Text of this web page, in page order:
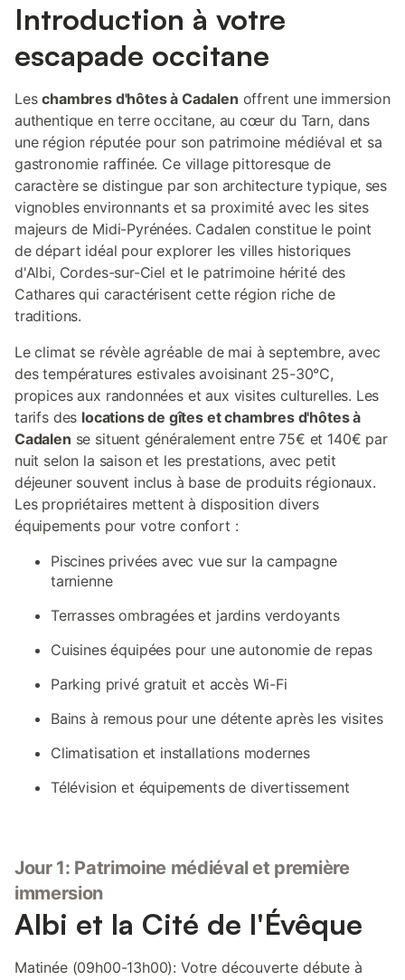
Introduction à votre
escapade occitane
Leschambres d'hôtes à Cadalen offrent une immersion
authentique en terre occitane, au cœur du Tarn, dans
une région réputée pour son patrimoine médiéval et sa
gastronomie raffinée. Ce village pittoresque de
caractère se distingue par son architecture typique, ses
vignobles environnants et sa proximité avec les sites
majeurs de Midi-Pyrénées. Cadalen constitue le point
de départ idéal pour explorer les villes historiques
d'Albi, Cordes-sur-Ciel et le patrimoine hérité des
Cathares qui caractérisent cette région riche de
traditions.
Le climat se révèle agréable de mai à septembre, avec
des températures estivales avoisinant 25-30°C,
propices aux randonnées et aux visites culturelles. Les
tarifs des locations de gîtes et chambres d'hôtes à
Cadalen se situent généralement entre 75€ et 140€ par
nuit selon la saison et les prestations, avec petit
déjeuner souvent inclus à base de produits régionaux.
Les propriétaires mettent à disposition divers
équipements pour votre confort :
Piscines privées avec vue sur la campagne
tarnienne
Terrasses ombragées et jardins verdoyants
Cuisines équipées pour une autonomie de repas
Parking privé gratuit et accès Wi-Fi
Bains à remous pour une détente après les visites
Climatisation et installations modernes
Télévision et équipements de divertissement
Jour 1: Patrimoine médiéval et première
immersion
Albi et la Cité de l'Évêque
Matinée (09h00-13h00): Votre découverte débute à